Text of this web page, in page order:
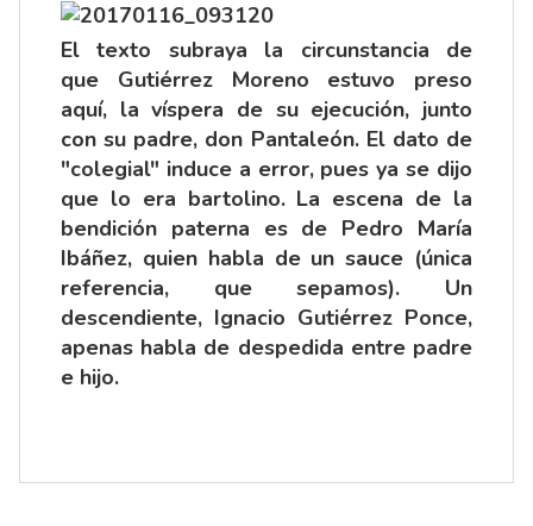
El texto subraya la circunstancia de
que Gutiérrez Moreno estuvo preso
aquí, la víspera de su ejecución, junto
con su padre, don Pantaleón. El dato de
"colegial" induce a error, pues ya se dijo
que lo era bartolino. La escena de la
bendición paterna es de Pedro María
Ibáñez, quien habla de un sauce (única
referencia, que sepamos). Un
descendiente, Ignacio Gutiérrez Ponce,
apenas habla de despedida entre padre
e hijo.